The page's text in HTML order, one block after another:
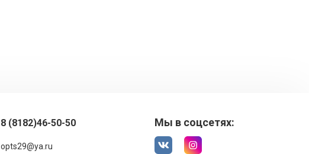
8 (8182)46-50-50
opts29@ya.ru
Мы в соцсетях: